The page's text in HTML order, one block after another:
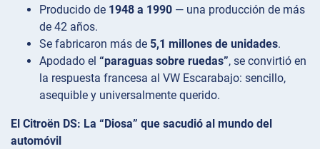
Producido de 1948 a 1990 — una producción de más
de 42 años.
Se fabricaron más de 5,1 millones de unidades.
Apodado el “paraguas sobre ruedas”, se convirtió en
la respuesta francesa al VW Escarabajo: sencillo,
asequible y universalmente querido.
El Citroën DS: La “Diosa” que sacudió al mundo del
automóvil